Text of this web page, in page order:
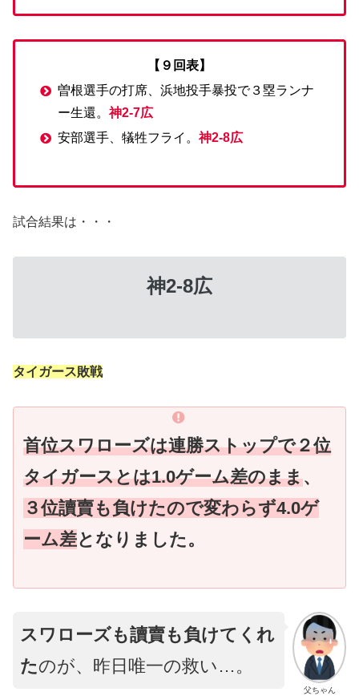
【９回表】
曽根選手の打席、浜地投手暴投で３塁ランナ
ー生還。神2-7広
安部選手、犠牲フライ。神2-8広
試合結果は・・・
神2-8広
タイガース敗戦
首位スワローズは連勝ストップで２位
タイガースとは1.0ゲーム差のまま、
３位讀賣も負けたので変わらず4.0ゲ
ーム差となりました。
父ちゃん
スワローズも讀賣も負けてくれ
たのが、昨日唯一の救い…。